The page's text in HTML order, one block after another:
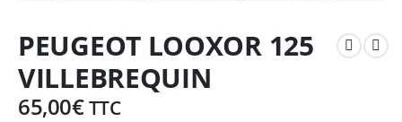
PEUGEOT LOOXOR 125
VILLEBREQUIN
65,00€ TTC